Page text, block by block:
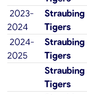
2023-
2024
Straubing
Tigers
2024-
2025
Straubing
Tigers
Straubing
Tigers